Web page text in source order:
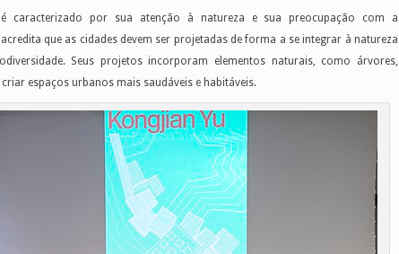
caracterizado por sua atenção à natureza e sua preocupação com a
que as cidades devem ser projetadas de forma a se integrar à natureza
Seus projetos incorporam elementos naturais, como árvores,
espaços urbanos mais saudáveis e habitáveis.